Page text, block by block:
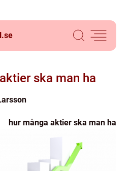
se
ska man ha
hur många aktier ska man ha